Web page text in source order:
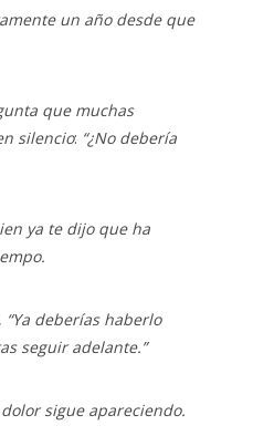
un año desde que
que muchas
silencio: “¿No debería
ya te dijo que ha
“Ya deberías haberlo
seguir adelante.”
sigue apareciendo.